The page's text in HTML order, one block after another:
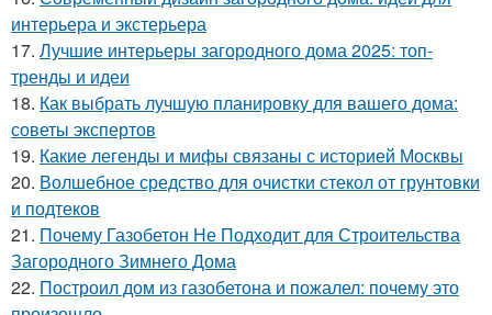
интерьера и экстерьера
17. Лучшие интерьеры загородного дома 2025: топ-
тренды и идеи
18. Как выбрать лучшую планировку для вашего дома:
советы экспертов
19. Какие легенды и мифы связаны с историей Москвы
20. Волшебное средство для очистки стекол от грунтовки
и подтеков
21. Почему Газобетон Не Подходит для Строительства
Загородного Зимнего Дома
22. Построил дом из газобетона и пожалел: почему это